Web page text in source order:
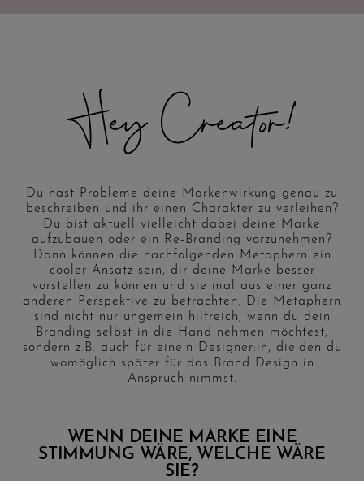
Hey Creator!
Du hast Probleme deine Markenwirkung genau zu
beschreiben und ihr einen Charakter zu verleihen?
Du bist aktuell vielleicht dabei deine Marke
aufzubauen oder ein Re-Branding vorzunehmen?
Dann können die nachfolgenden Metaphern ein
cooler Ansatz sein, dir deine Marke besser
vorstellen zu können und sie mal aus einer ganz
anderen Perspektive zu betrachten. Die Metaphern
sind nicht nur ungemein hilfreich, wenn du dein
Branding selbst in die Hand nehmen möchtest,
sondern z.B. auch für eine:n Designer:in, die:den du
womöglich später für das Brand Design in
Anspruch nimmst.
WENN DEINE MARKE EINE
STIMMUNG WÄRE, WELCHE WÄRE
SIE?